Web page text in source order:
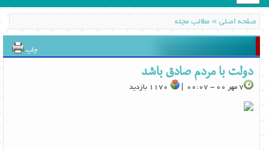
صفحه اصلی»مطالب مجله
چاپ
دولت با مردم صادق باشد
7 مهر 00 - 00:07 |